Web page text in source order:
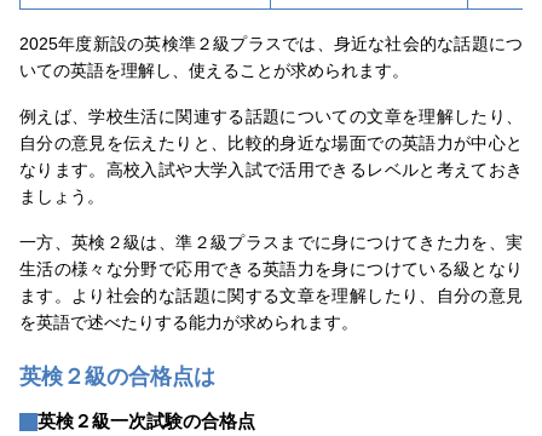
2025年度新設の英検準２級プラスでは、身近な社会的な話題につ
いての英語を理解し、使えることが求められます。
例えば、学校生活に関連する話題についての文章を理解したり、
自分の意見を伝えたりと、比較的身近な場面での英語力が中心と
なります。高校入試や大学入試で活用できるレベルと考えておき
ましょう。
一方、英検２級は、準２級プラスまでに身につけてきた力を、実
生活の様々な分野で応用できる英語力を身につけている級となり
ます。より社会的な話題に関する文章を理解したり、自分の意見
を英語で述べたりする能力が求められます。
英検２級の合格点は
英検２級一次試験の合格点